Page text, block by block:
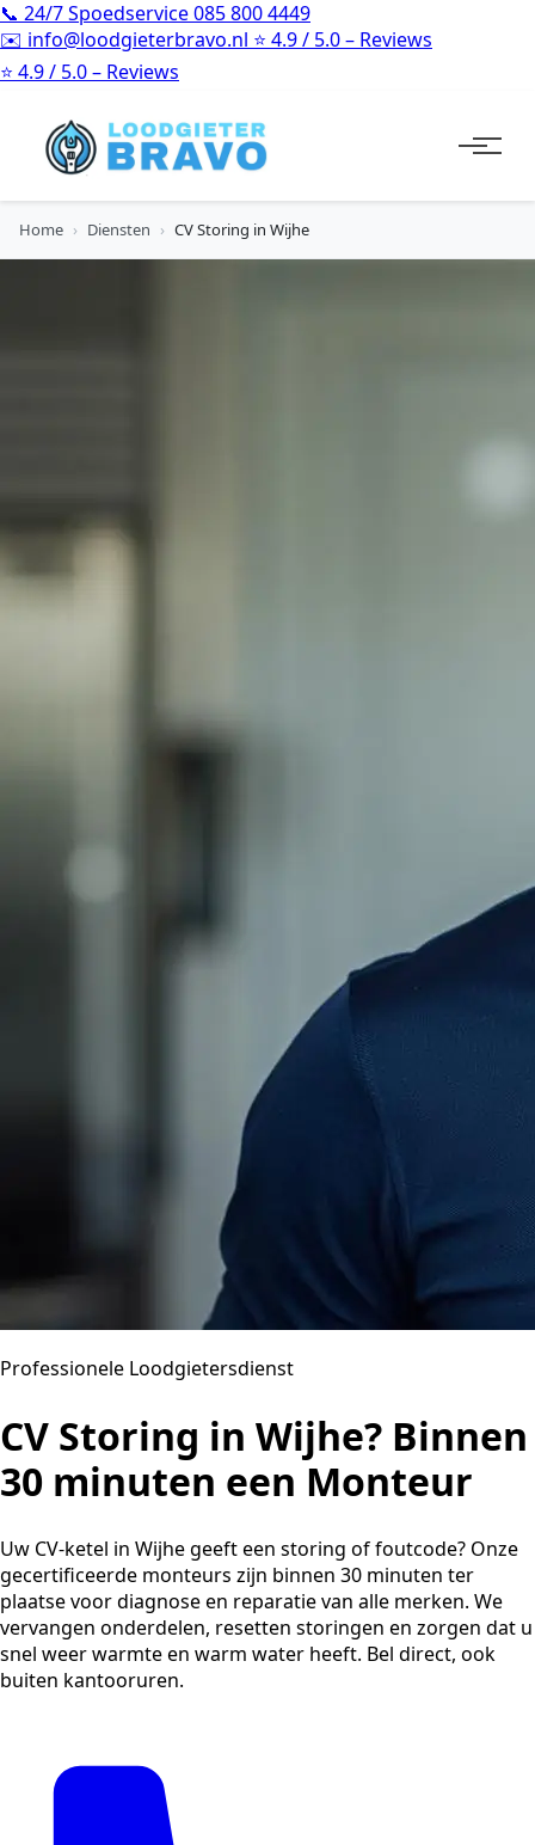
📞 24/7 Spoedservice085 800 4449
✉️ info@loodgieterbravo.nl ⭐ 4.9 / 5.0 – Reviews
⭐ 4.9 / 5.0 – Reviews
Home › Diensten › CV Storing in Wijhe
Professionele Loodgietersdienst
CV Storing in Wijhe? Binnen
30 minuten een Monteur
Uw CV-ketel in Wijhe geeft een storing of foutcode? Onze
gecertificeerde monteurs zijn binnen 30 minuten ter
plaatse voor diagnose en reparatie van alle merken. We
vervangen onderdelen, resetten storingen en zorgen dat u
snel weer warmte en warm water heeft. Bel direct, ook
buiten kantooruren.